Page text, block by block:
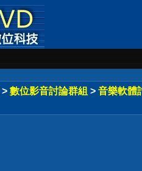
> 數位影音討論群組 > 音樂軟體